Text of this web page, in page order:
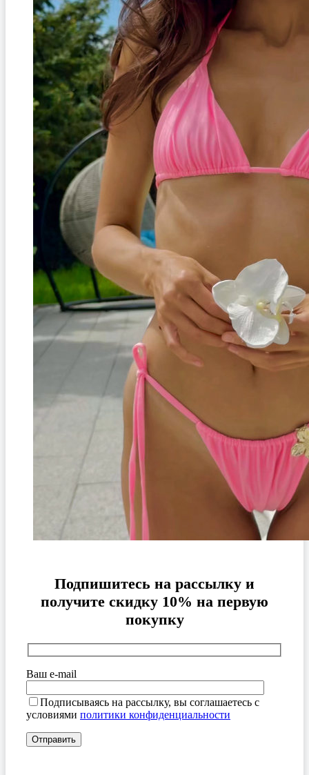
Подпишитесь на рассылку и
получите скидку 10% на первую
покупку
Ваш e-mail
Подписываясь на рассылку, вы соглашаетесь с
условиями политики конфиденциальности